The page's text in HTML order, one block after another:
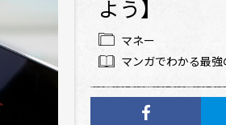
よう】
マネー
マンガでわかる最